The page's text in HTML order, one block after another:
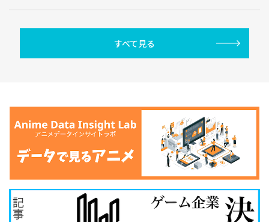
すべて見る